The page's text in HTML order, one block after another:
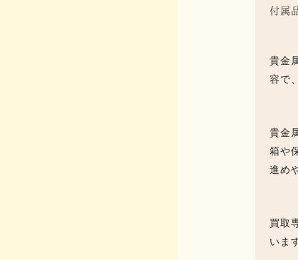
付属
貴金
容で
貴金
箱や
進め
買取
いま